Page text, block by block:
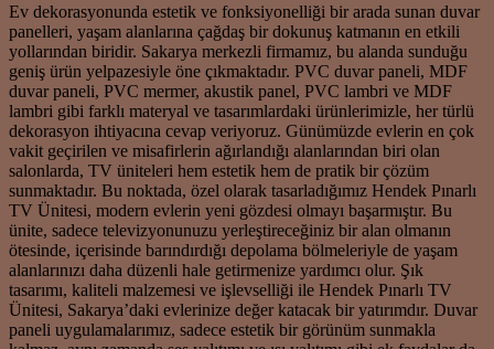
Ev dekorasyonunda estetik ve fonksiyonelliği bir arada sunan duvar
panelleri, yaşam alanlarına çağdaş bir dokunuş katmanın en etkili
yollarından biridir. Sakarya merkezli firmamız, bu alanda sunduğu
geniş ürün yelpazesiyle öne çıkmaktadır. PVC duvar paneli, MDF
duvar paneli, PVC mermer, akustik panel, PVC lambri ve MDF
lambri gibi farklı materyal ve tasarımlardaki ürünlerimizle, her türlü
dekorasyon ihtiyacına cevap veriyoruz. Günümüzde evlerin en çok
vakit geçirilen ve misafirlerin ağırlandığı alanlarından biri olan
salonlarda, TV üniteleri hem estetik hem de pratik bir çözüm
sunmaktadır. Bu noktada, özel olarak tasarladığımız Hendek Pınarlı
TV Ünitesi, modern evlerin yeni gözdesi olmayı başarmıştır. Bu
ünite, sadece televizyonunuzu yerleştireceğiniz bir alan olmanın
ötesinde, içerisinde barındırdığı depolama bölmeleriyle de yaşam
alanlarınızı daha düzenli hale getirmenize yardımcı olur. Şık
tasarımı, kaliteli malzemesi ve işlevselliği ile Hendek Pınarlı TV
Ünitesi, Sakarya’daki evlerinize değer katacak bir yatırımdır. Duvar
paneli uygulamalarımız, sadece estetik bir görünüm sunmakla